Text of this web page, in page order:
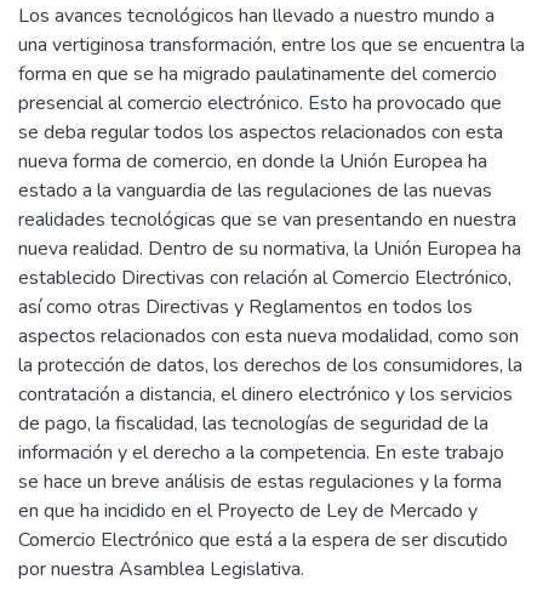
Los avances tecnológicos han llevado a nuestro mundo a
una vertiginosa transformación, entre los que se encuentra la
forma en que se ha migrado paulatinamente del comercio
presencial al comercio electrónico. Esto ha provocado que
se deba regular todos los aspectos relacionados con esta
nueva forma de comercio, en donde la Unión Europea ha
estado a la vanguardia de las regulaciones de las nuevas
realidades tecnológicas que se van presentando en nuestra
nueva realidad. Dentro de su normativa, la Unión Europea ha
establecido Directivas con relación al Comercio Electrónico,
así como otras Directivas y Reglamentos en todos los
aspectos relacionados con esta nueva modalidad, como son
la protección de datos, los derechos de los consumidores, la
contratación a distancia, el dinero electrónico y los servicios
de pago, la fiscalidad, las tecnologías de seguridad de la
información y el derecho a la competencia. En este trabajo
se hace un breve análisis de estas regulaciones y la forma
en que ha incidido en el Proyecto de Ley de Mercado y
Comercio Electrónico que está a la espera de ser discutido
por nuestra Asamblea Legislativa.